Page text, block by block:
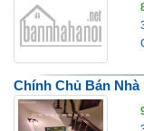
Chính Chủ Bán